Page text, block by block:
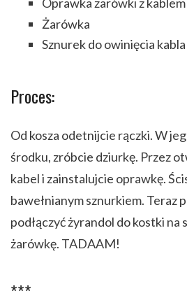
Żarówka
Sznurek do owinięcia kabla
Proces:
Od kosza odetnijcie rączki. W
środku, zróbcie dziurkę. Przez
kabel i zainstalujcie oprawkę.
bawełnianym sznurkiem. Teraz
podłączyć żyrandol do kostki na
żarówkę. TADAAM!
***